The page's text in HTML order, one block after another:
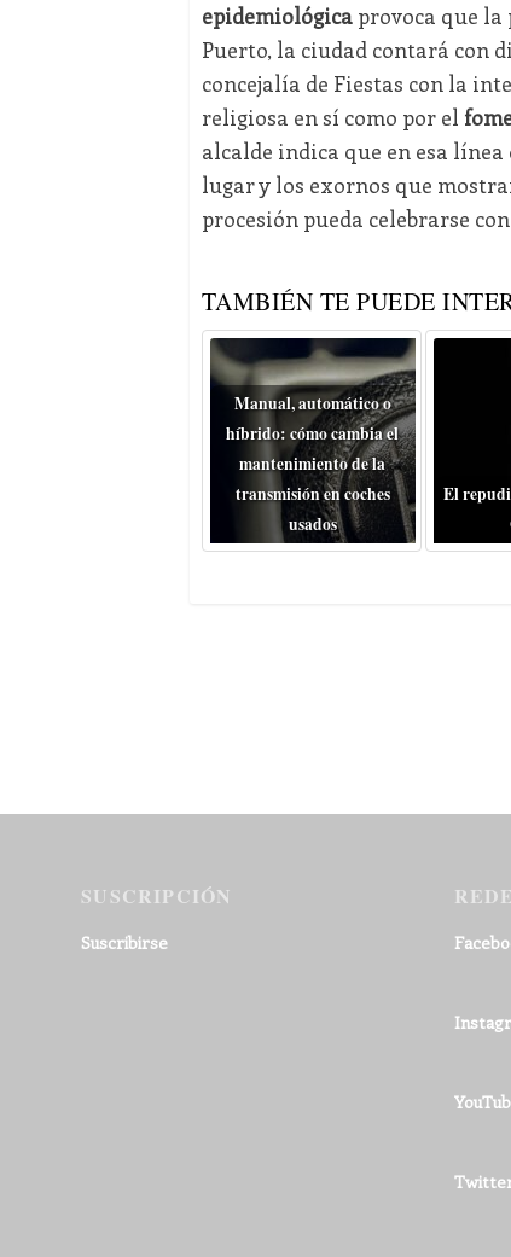
epidemiológicaprovoca que la
Puerto, la ciudad contará con
concejalía de Fiestas con la
religiosa en sí como por el
alcalde indica que en esa
lugar y los exornos que
procesión pueda celebrarse
TAMBIÉN TE PUEDE
Manual, automático o
híbrido: cómo cambia el
mantenimiento de la
transmisión en coches
usados
El
SUSCRIPCIÓN
Suscribirse